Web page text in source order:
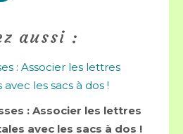
aussi :
: Associer les lettres
avec les sacs à dos !